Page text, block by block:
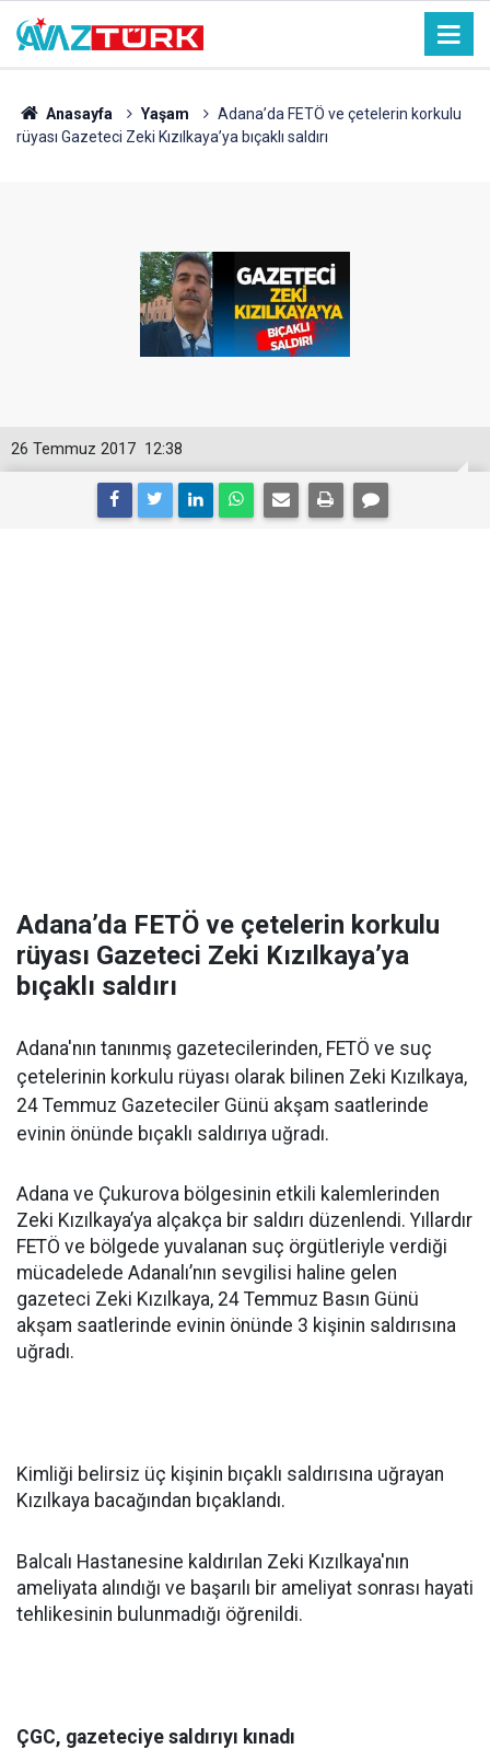
Anasayfa Yaşam
Adana’da FETÖ ve çetelerin korkulu
rüyası Gazeteci Zeki Kızılkaya’ya bıçaklı saldırı
12:38
26 Temmuz 2017
Adana’da FETÖ ve çetelerin korkulu
rüyası Gazeteci Zeki Kızılkaya’ya
bıçaklı saldırı
Adana'nın tanınmış gazetecilerinden, FETÖ ve suç
çetelerinin korkulu rüyası olarak bilinen Zeki Kızılkaya,
24 Temmuz Gazeteciler Günü akşam saatlerinde
evinin önünde bıçaklı saldırıya uğradı.
Adana ve Çukurova bölgesinin etkili kalemlerinden
Zeki Kızılkaya’ya alçakça bir saldırı düzenlendi. Yıllardır
FETÖ ve bölgede yuvalanan suç örgütleriyle verdiği
mücadelede Adanalı’nın sevgilisi haline gelen
gazeteci Zeki Kızılkaya, 24 Temmuz Basın Günü
akşam saatlerinde evinin önünde 3 kişinin saldırısına
uğradı.
Kimliği belirsiz üç kişinin bıçaklı saldırısına uğrayan
Kızılkaya bacağından bıçaklandı.
Balcalı Hastanesine kaldırılan Zeki Kızılkaya'nın
ameliyata alındığı ve başarılı bir ameliyat sonrası hayati
tehlikesinin bulunmadığı öğrenildi.
ÇGC, gazeteciye saldırıyı kınadı